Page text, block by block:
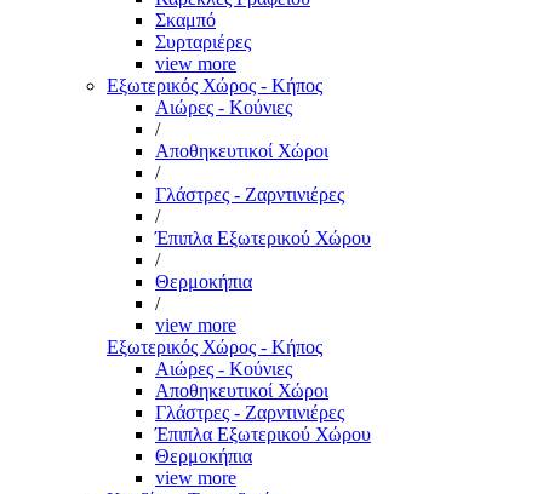
Σκαμπό
Συρταριέρες
view more
Εξωτερικός Χώρος - Κήπος
Αιώρες - Κούνιες
/
Αποθηκευτικοί Χώροι
/
Γλάστρες - Ζαρντινιέρες
/
Έπιπλα Εξωτερικού Χώρου
/
Θερμοκήπια
/
view more
Εξωτερικός Χώρος - Κήπος
Αιώρες - Κούνιες
Αποθηκευτικοί Χώροι
Γλάστρες - Ζαρντινιέρες
Έπιπλα Εξωτερικού Χώρου
Θερμοκήπια
view more